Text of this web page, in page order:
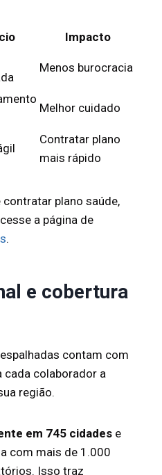
Impacto
Menos burocracia
Melhor cuidado
Contratar plano
mais rápido
plano saúde,
a página de
.
e cobertura
contam com
cada colaborador a
região.
em 745 cidades e
com mais de 1.000
Isso traz